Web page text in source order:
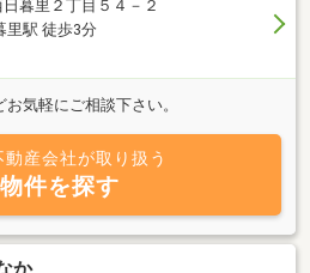
暮里２丁目５４－２
里駅 徒歩3分
気軽にご相談下さい。
動産会社が取り扱う
件を探す